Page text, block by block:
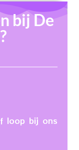
bij De
loop bij ons